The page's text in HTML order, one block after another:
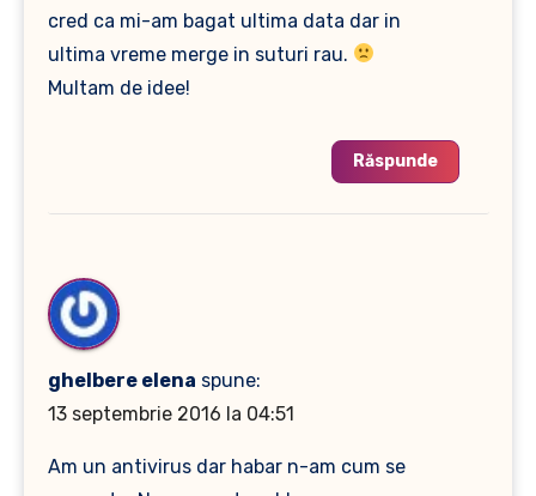
cred ca mi-am bagat ultima data dar in
ultima vreme merge in suturi rau.
Multam de idee!
Răspunde
ghelbere elena spune:
13 septembrie 2016 la 04:51
Am un antivirus dar habar n-am cum se